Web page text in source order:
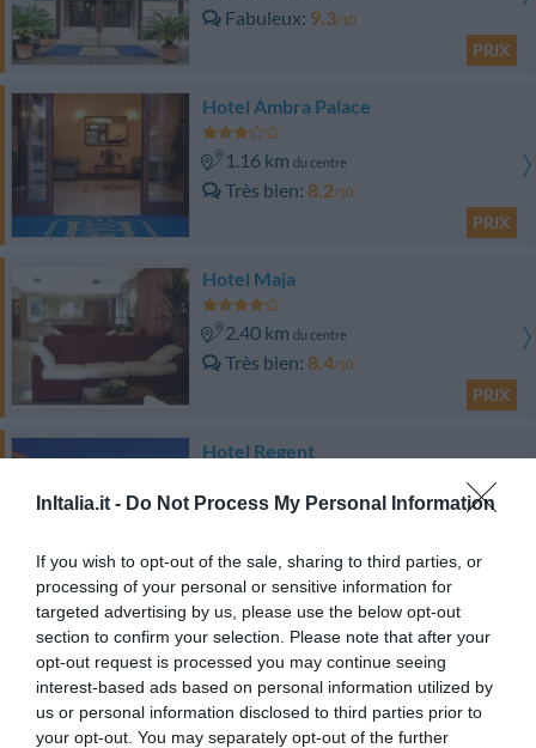
InItalia.it - Do Not Process My Personal Information
If you wish to opt-out of the sale, sharing to third parties, or
processing of your personal or sensitive information for
targeted advertising by us, please use the below opt-out
section to confirm your selection. Please note that after your
opt-out request is processed you may continue seeing
interest-based ads based on personal information utilized by
us or personal information disclosed to third parties prior to
your opt-out. You may separately opt-out of the further
Fabuleux 9.3/10
PRIX
Hotel Ambra Palace
1.16 km du centre
Très bien 8.2/10
PRIX
Hotel Maja
2.40 km du centre
Très bien 8.4/10
PRIX
Hotel Regent
1.45 kmdu centre
PRIX
S Hotel
8.00 km du centre
Fabuleux 9.2/10